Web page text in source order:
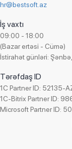
hr@bestsoft.az
İş vaxtı
09:00 - 18:00
(Bazar ertəsi - Cümə)
İstirahət günləri:
Tərəfdaş ID
1C Partner ID: 52135-
1C-Bitrix Partner ID:
Microsoft Partner ID: